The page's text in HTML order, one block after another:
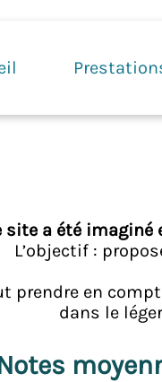
site a été
L’objectif :
prendre en
dans le